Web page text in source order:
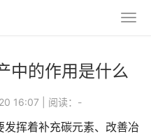
中的作用是什么
16:07 阅读： -
挥着补充碳元素、改善冶